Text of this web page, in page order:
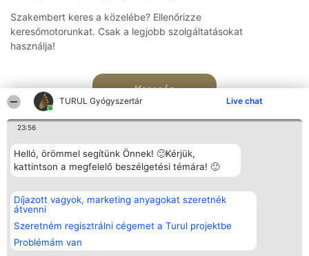
TURUL Gyógyszertár Live chat
23:56
Helló, örömmel segítünk Önnek! 🙂Kérjük,
kattintson a megfelelő beszélgetési témára! 🙂
Díjazott vagyok, marketing anyagokat szeretnék
átvenni
Szeretném regisztrálni cégemet a Turul projektbe
Problémám van
Szakembert keres a közelébe? Ellenőrizze
keresőmotorunkat. Csak a legjobb szolgáltatásokat
használja!
Keresés
Rangsorszervező
SC Beautiful Company S.R.L.
Bulevardul Aleea Timișul De
Sus Nr. 2, Bl. A30, Sc. A, Et.
4, Ap. 13
Bukarest 53-238
Adószám 36737675
Népszavazás
Nyertesek
listája
Státusz
Elérhetőség
Elérhetőség